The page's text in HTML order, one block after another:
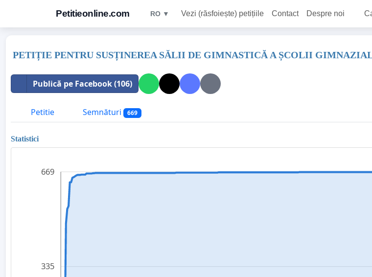
Petitieonline.com RO ▼ Vezi (răsfoiește) petițiile Contact Despre noi
PETIȚIE PENTRU SUSȚINEREA SĂLII DE GIMNASTICĂ A ȘCOLII
Publică pe Facebook (106)
Petitie Semnături 669
Statistici
335
669